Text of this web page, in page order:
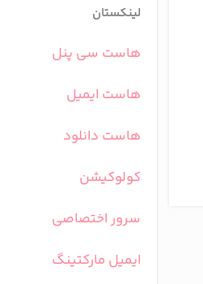
معنی اسم راز |
فراوانی و تحلیل
اسم «راز» یکی از
خاص‌ترین نام‌های
است که مفهوم عمیق،
پررمزوراز را...
لینکستان
هاست سی پنل
هاست ایمیل
هاست دانلود
کولوکیشن
سرور اختصاصی
ایمیل مارکتینگ